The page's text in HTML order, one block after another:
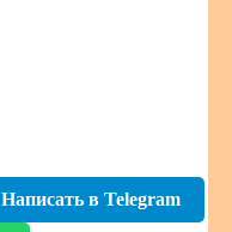
Написать в Telegram